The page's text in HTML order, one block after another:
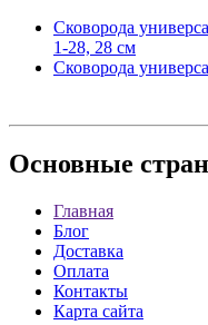
Сковорода
1-28, 28 см
Сковорода
Основные
Главная
Блог
Доставка
Оплата
Контакты
Карта сайта